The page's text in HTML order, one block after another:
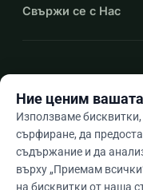
Свържи се с Нас
Bgarrow_drop_down
Ние ценим
Използваме
сърфиране, да
съдържание и да
върху „Приемам
на бисквитки от наша